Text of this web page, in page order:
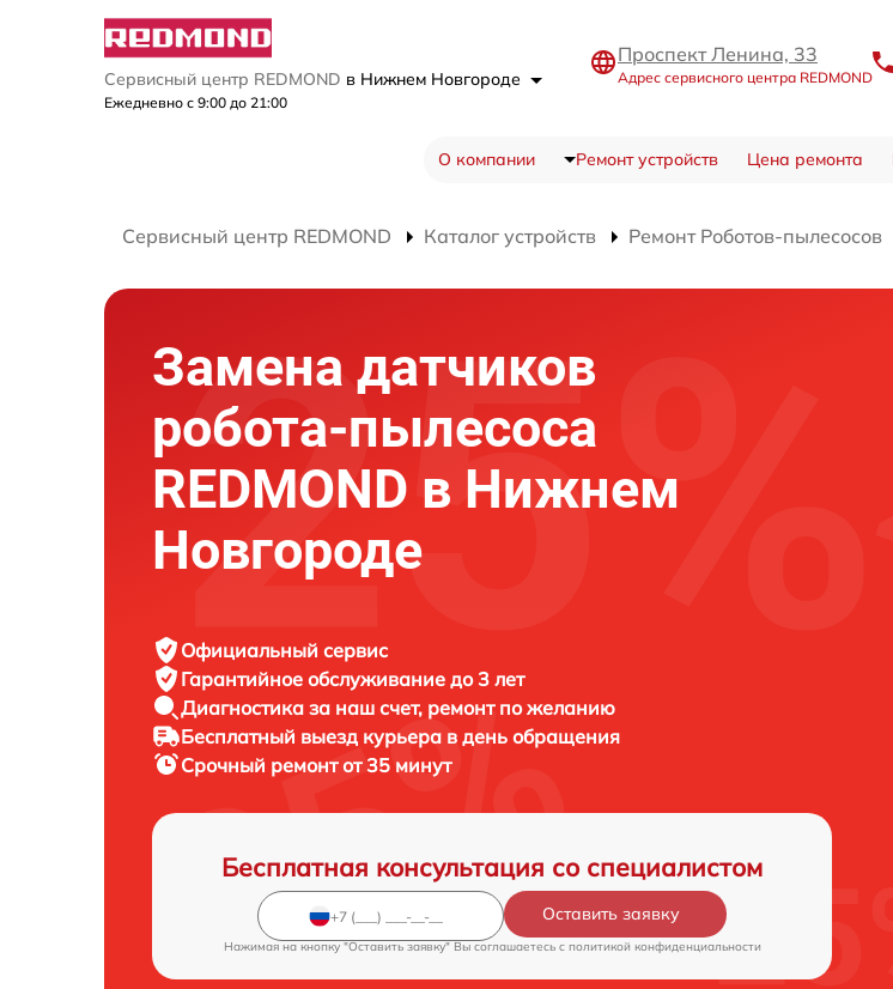
Сервисный центр REDMOND в Нижнем Новгороде
Ежедневно с 9:00 до 21:00
Проспект Ленина, 33
Адрес сервисного центра REDMOND
О компании Ремонт устройств Цена ремонта
Сервисный центр REDMOND Каталог устройств Ремонт Роботов-пылесосов
Замена датчиков
робота-пылесоса
REDMOND в Нижнем
Новгороде
Официальный сервис
Гарантийное обслуживание до 3 лет
Диагностика за наш счет, ремонт по желанию
Бесплатный выезд курьера в день обращения
Срочный ремонтот 35 минут
Бесплатная консультация со специалистом
Оставить заявку
Нажимая на кнопку "Оставить заявку" Вы соглашаетесь c политикой конфиденциальности